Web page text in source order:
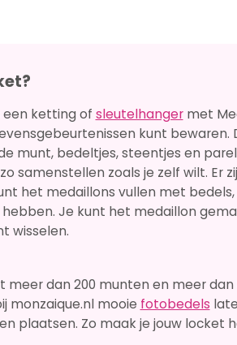
ketting of sleutelhangermet
kunt
munt, bedeltjes, steentjes en
samenstellen zoals je zelf wilt. Er
het medaillons vullen met
Je kunt het medaillon
wisselen.
meer dan 200 munten en meer dan
monzaique.nl mooie fotobedels
plaatsen. Zo maak je jouw locket